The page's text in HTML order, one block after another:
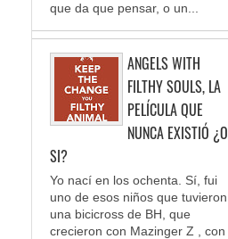
que da que pensar, o un...
ANGELS WITH
FILTHY SOULS, LA
PELÍCULA QUE
NUNCA EXISTIÓ ¿O
SI?
Yo nací en los ochenta. Sí, fui
uno de esos niños que tuvieron
una bicicross de BH, que
crecieron con Mazinger Z , con